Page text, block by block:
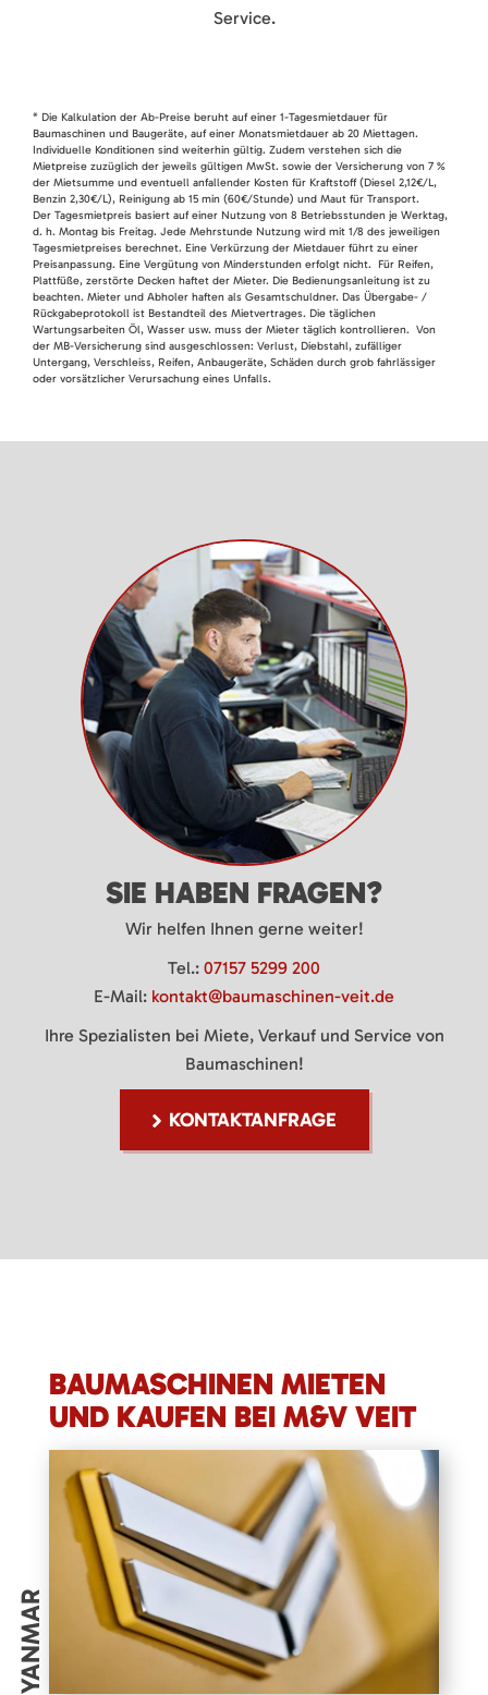
Service.
* Die Kalkulation der Ab-Preise beruht auf einer 1-Tagesmietdauer für
Baumaschinen und Baugeräte, auf einer Monatsmietdauer ab 20 Miettagen.
Individuelle Konditionen sind weiterhin gültig. Zudem verstehen sich die
Mietpreise zuzüglich der jeweils gültigen MwSt. sowie der Versicherung von 7 %
der Mietsumme und eventuell anfallender Kosten für Kraftstoff (Diesel 2,12€/L,
Benzin 2,30€/L), Reinigung ab 15 min (60€/Stunde) und Maut für Transport.
Der Tagesmietpreis basiert auf einer Nutzung von 8 Betriebsstunden je Werktag,
d. h. Montag bis Freitag. Jede Mehrstunde Nutzung wird mit 1/8 des jeweiligen
Tagesmietpreises berechnet. Eine Verkürzung der Mietdauer führt zu einer
Preisanpassung. Eine Vergütung von Minderstunden erfolgt nicht. Für Reifen,
Plattfüße, zerstörte Decken haftet der Mieter. Die Bedienungsanleitung ist zu
beachten. Mieter und Abholer haften als Gesamtschuldner. Das Übergabe- /
Rückgabeprotokoll ist Bestandteil des Mietvertrages. Die täglichen
Wartungsarbeiten Öl, Wasser usw. muss der Mieter täglich kontrollieren. Von
der MB-Versicherung sind ausgeschlossen: Verlust, Diebstahl, zufälliger
Untergang, Verschleiss, Reifen, Anbaugeräte, Schäden durch grob fahrlässiger
oder vorsätzlicher Verursachung eines Unfalls.
SIE HABEN FRAGEN?
Wir helfen Ihnen gerne weiter!
Tel.: 07157 5299 200
E-Mail: kontakt@baumaschinen-veit.de
Ihre Spezialisten bei Miete, Verkauf und Service von
Baumaschinen!
KONTAKTANFRAGE
BAUMASCHINEN MIETEN
UND KAUFEN BEI M&V VEIT
YANMAR